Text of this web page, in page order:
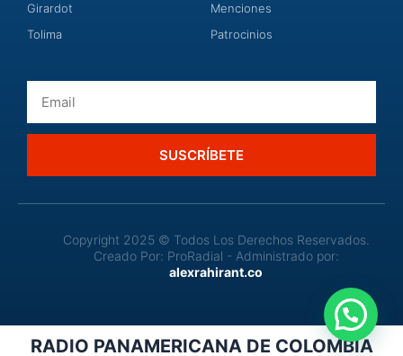
Girardot
Tolima
Menciones
Patrocinios
SUSCRÍBETE
Copyright 2025 © Todos Los Derechos Reservados.
Creado Por: ProRadial - Administrado por:
alexrahirant.co
RADIO PANAMERICANA DE COLOMBIA